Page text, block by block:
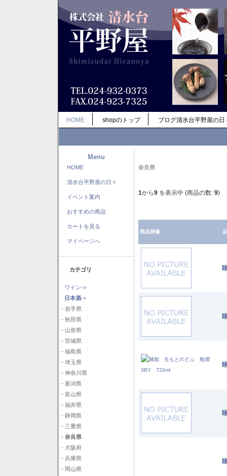
HOME shopのトップ ブログ清水台平野屋の日
Menu
HOME
清水台平野屋の日々
イベント案内
おすすめの商品
カートを見る
マイページへ
カテゴリ
ワイン->
日本酒->
- 岩手県
- 秋田県
- 山形県
- 宮城県
- 福島県
- 埼玉県
- 神奈川県
- 新潟県
- 富山県
- 福井県
- 静岡県
- 三重県
- 奈良県
- 大阪府
- 兵庫県
- 岡山県
奈良県
1から9 を表示中 (商品の数: 9)
商品画像